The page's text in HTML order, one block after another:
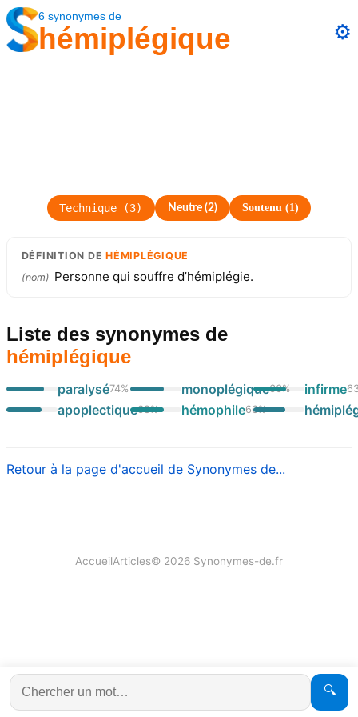
6synonymes de
hémiplégique ⚙️
Technique (3) Neutre(2) Soutenu(1)
DÉFINITION DEHÉMIPLÉGIQUE
(nom) Personne qui souffre d’hémiplégie.
Liste des synonymes de
hémiplégique
paralysé74%
apoplectique68%
monoplégique66%
hémophile66%
infirme
Retour à la page d'accueil de Synonymes de...
🔍
AccueilArticles© 2026 Synonymes-de.fr